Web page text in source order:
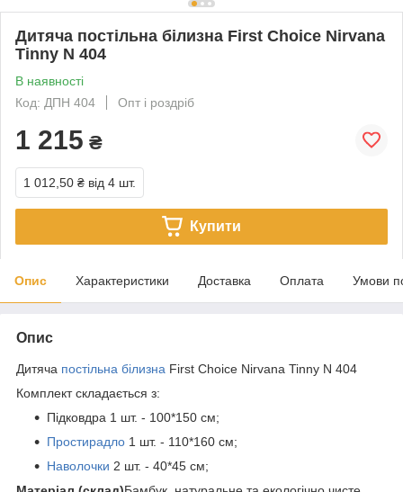
Дитяча постільна білизна First Choice Nirvana
Tinny N 404
В наявності
Код: ДПН 404
Опт і роздріб
1 215 ₴
1 012,50 ₴ від 4 шт.
Купити
Опис Характеристики Доставка Оплата Умови
Опис
Дитяча постільна білизна First Choice Nirvana Tinny N 404
Комплект складається з:
Підковдра 1 шт. - 100*150 см;
Простирадло 1 шт. - 110*160 см;
Наволочки 2 шт. - 40*45 см;